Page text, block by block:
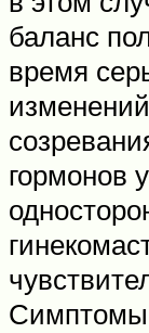
баланс
время
гормонов
Симптомы